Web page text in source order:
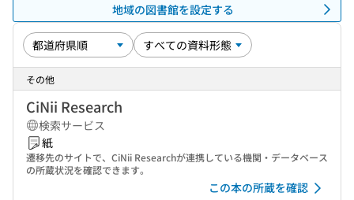
地域の図書館を設定する
その他
CiNii Research
検索サービス
紙
遷移先のサイトで、CiNii Researchが連携している機関・データベース
の所蔵状況を確認できます。
この本の所蔵を確認